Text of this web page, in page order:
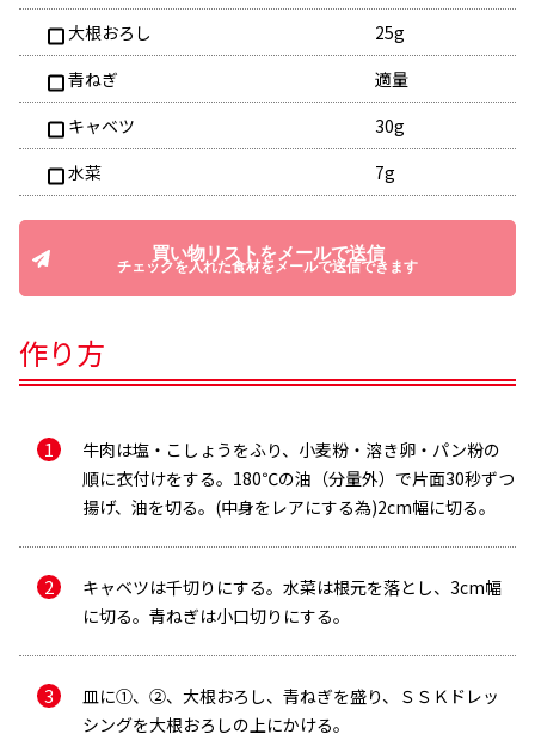
大根おろし
25g
青ねぎ
適量
キャベツ
30g
水菜
7g
買い物リストをメールで送信
チェックを入れた食材をメールで送信できます
メールで送信
メールアドレス
作り方
牛肉は塩・こしょうをふり、小麦粉・溶き卵・パン粉の
順に衣付けをする。180℃の油（分量外）で片面30秒ずつ
揚げ、油を切る。(中身をレアにする為)2cm幅に切る。
キャベツは千切りにする。水菜は根元を落とし、3cm幅
に切る。青ねぎは小口切りにする。
皿に①、②、大根おろし、青ねぎを盛り、ＳＳＫドレッ
シングを大根おろしの上にかける。